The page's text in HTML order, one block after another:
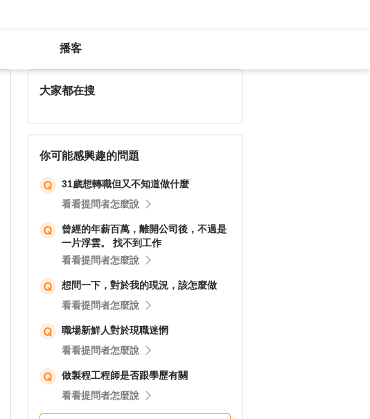
播客
大家都在搜
你可能感興趣的問題
31歲想轉職但又不知道做什麼
看看提問者怎麼說
曾經的年薪百萬，離開公司後，不過是
一片浮雲。 找不到工作
看看提問者怎麼說
想問一下，對於我的現況，該怎麼做
看看提問者怎麼說
職場新鮮人對於現職迷惘
看看提問者怎麼說
做製程工程師是否跟學歷有關
看看提問者怎麼說